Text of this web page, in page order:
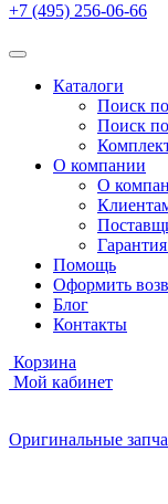
+7 (495) 256-06-66
Каталоги
Поиск
Поиск
О компании
О
Помощь
Оформить
Блог
Контакты
Корзина
Мой кабинет
Оригинальные